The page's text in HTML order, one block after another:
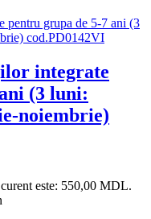
integrate
(3 luni:
noiembrie)
este: 550,00 MDL.